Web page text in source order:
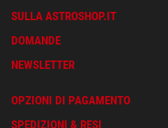
SULLA ASTROSHOP.IT
DOMANDE
NEWSLETTER
OPZIONI DI PAGAMENTO
SPEDIZIONI & RESI